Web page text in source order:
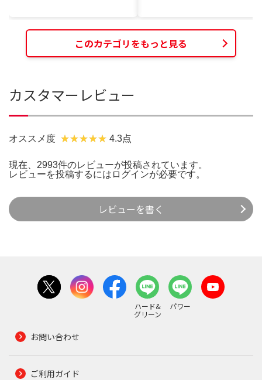
このカテゴリをもっと見る
カスタマーレビュー
オススメ度 4.3点
現在、2993件のレビューが投稿されています。
レビューを投稿するには ログインが必要です。
レビューを書く
ハード&
グリーン
パワー
お問い合わせ
ご利用ガイド